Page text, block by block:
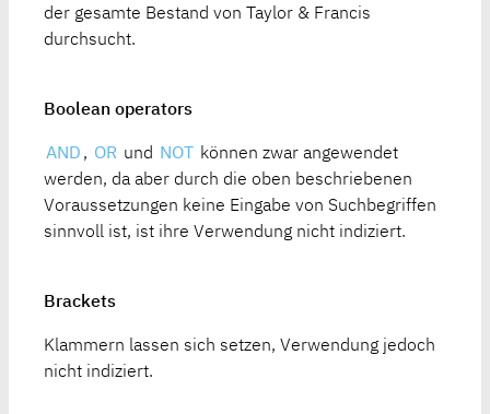
der gesamte Bestand von Taylor & Francis
durchsucht.
Boolean operators
AND , OR und NOT können zwar angewendet
werden, da aber durch die oben beschriebenen
Voraussetzungen keine Eingabe von Suchbegriffen
sinnvoll ist, ist ihre Verwendung nicht indiziert.
Brackets
Klammern lassen sich setzen, Verwendung jedoch
nicht indiziert.